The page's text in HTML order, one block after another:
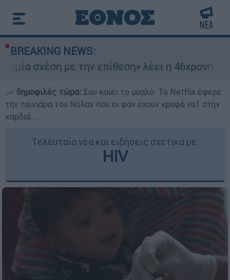
BREAKING NEWS:
την επίθεση» λέει η 46χρονη - Τι
δημοφιλές τώρα: Σου καίει το μυαλό: Το Netflix έφερε
την ταινιάρα του Νόλαν που οι φαν έχουν κρυφό νο1 στην
καρδιά...
Τελευταία νέα και ειδήσεις σχετικά με:
HIV